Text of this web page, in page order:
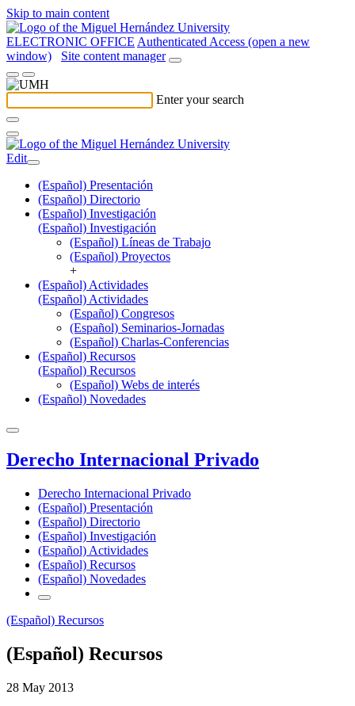
Skip to main content
ELECTRONIC OFFICE Authenticated Access (open a new
window)
Site content manager
Enter your search
Edit
(Español) Presentación
(Español) Directorio
(Español) Investigación
(Español) Investigación
(Español) Líneas de Trabajo
(Español) Proyectos
+
(Español) Actividades
(Español) Actividades
(Español) Congresos
(Español) Seminarios-Jornadas
(Español) Charlas-Conferencias
(Español) Recursos
(Español) Recursos
(Español) Webs de interés
(Español) Novedades
Derecho Internacional Privado
Derecho Internacional Privado
(Español) Presentación
(Español) Directorio
(Español) Investigación
(Español) Actividades
(Español) Recursos
(Español) Novedades
(Español) Recursos
(Español) Recursos
28 May 2013